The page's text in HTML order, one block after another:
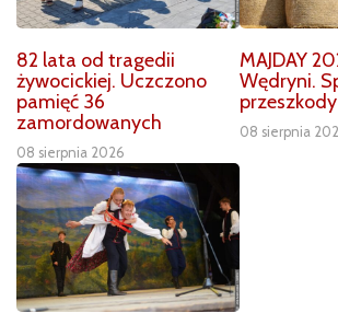
82 lata od tragedii
żywocickiej. Uczczono
pamięć 36
zamordowanych
08 sierpnia 2026
MAJDAY
Wędryni.
08 sierpnia